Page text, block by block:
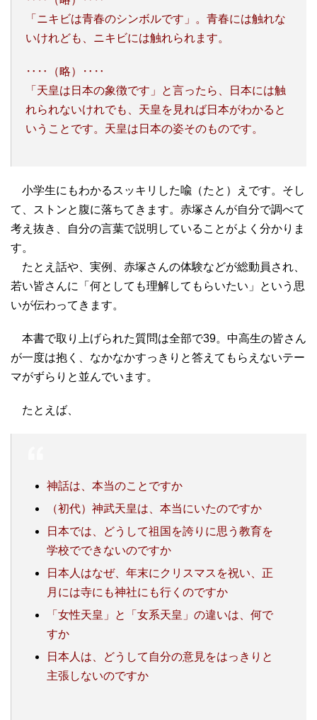
「ニキビは青春のシンボルです」。青春には触れな
いけれども、ニキビには触れられます。
‥‥（略）‥‥
「天皇は日本の象徴です」と言ったら、日本には触
れられないけれでも、天皇を見れば日本がわかると
いうことです。天皇は日本の姿そのものです。
小学生にもわかるスッキリした喩（たと）えです。そし
て、ストンと腹に落ちてきます。赤塚さんが自分で調べて
考え抜き、自分の言葉で説明していることがよく分かりま
す。
たとえ話や、実例、赤塚さんの体験などが総動員され、
若い皆さんに「何としても理解してもらいたい」という思
いが伝わってきます。
本書で取り上げられた質問は全部で39。中高生の皆さん
が一度は抱く、なかなかすっきりと答えてもらえないテー
マがずらりと並んでいます。
たとえば、
神話は、本当のことですか
（初代）神武天皇は、本当にいたのですか
日本では、どうして祖国を誇りに思う教育を
学校でできないのですか
日本人はなぜ、年末にクリスマスを祝い、正
月には寺にも神社にも行くのですか
「女性天皇」と「女系天皇」の違いは、何で
すか
日本人は、どうして自分の意見をはっきりと
主張しないのですか